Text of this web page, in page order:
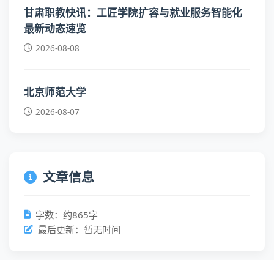
甘肃职教快讯：工匠学院扩容与就业服务智能化
最新动态速览
2026-08-08
北京师范大学
2026-08-07
文章信息
字数：约865字
最后更新：暂无时间